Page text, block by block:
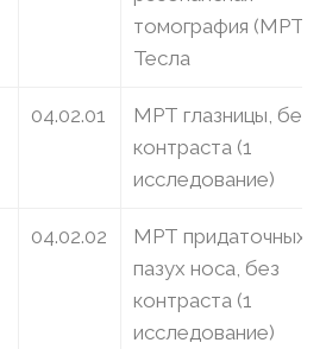
томография (МРТ) 3
Тесла
04.02.01
МРТ глазницы, без
контраста (1
исследование)
04.02.02
МРТ придаточных
пазух носа, без
контраста (1
исследование)